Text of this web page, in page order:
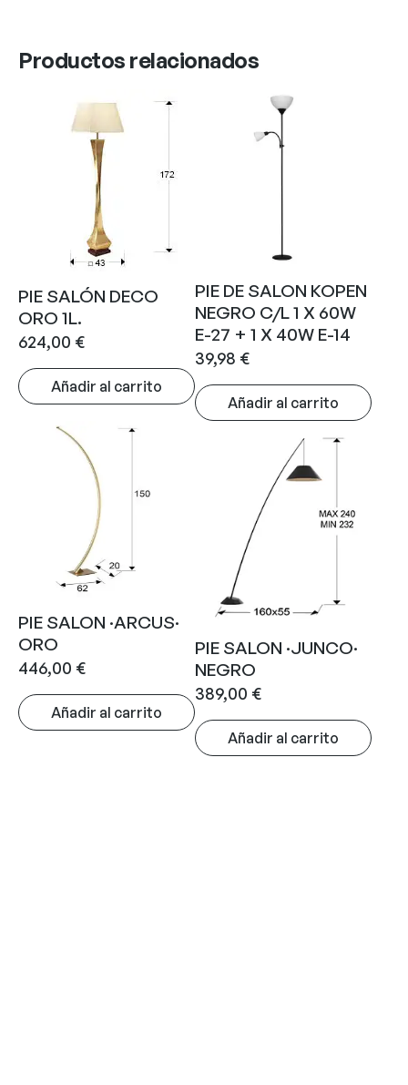
Productos relacionados
PIE SALÓN DECO
ORO 1L.
624,00 €
Añadir al carrito
PIE DE SALON KOPEN
NEGRO C/L 1 X 60W
E-27 + 1 X 40W E-14
39,98 €
Añadir al carrito
PIE SALON ·ARCUS·
ORO
446,00 €
Añadir al carrito
PIE SALON ·JUNCO·
NEGRO
389,00 €
Añadir al carrito